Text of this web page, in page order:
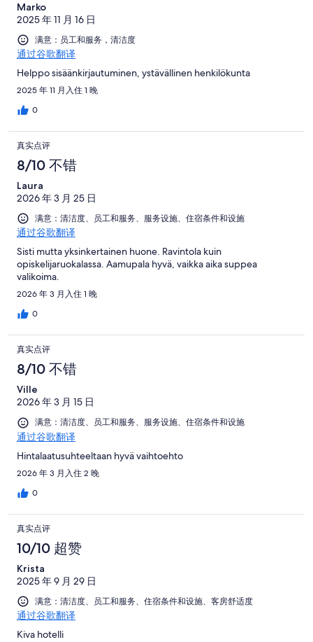
Marko
2025 年 11 月 16 日
满意：员工和服务，清洁度
通过谷歌翻译
Helppo sisäänkirjautuminen, ystävällinen henkilökunta
2025 年 11 月入住 1 晚
0
真实点评
8/10 不错
Laura
2026 年 3 月 25 日
满意：清洁度、员工和服务、服务设施、住宿条件和设施
通过谷歌翻译
Sisti mutta yksinkertainen huone. Ravintola kuin
opiskelijaruokalassa. Aamupala hyvä, vaikka aika suppea
valikoima.
2026 年 3 月入住 1 晚
0
真实点评
8/10 不错
Ville
2026 年 3 月 15 日
满意：清洁度、员工和服务、服务设施、住宿条件和设施
通过谷歌翻译
Hintalaatusuhteeltaan hyvä vaihtoehto
2026 年 3 月入住 2 晚
0
真实点评
10/10 超赞
Krista
2025 年 9 月 29 日
满意：清洁度、员工和服务、住宿条件和设施、客房舒适度
通过谷歌翻译
Kiva hotelli